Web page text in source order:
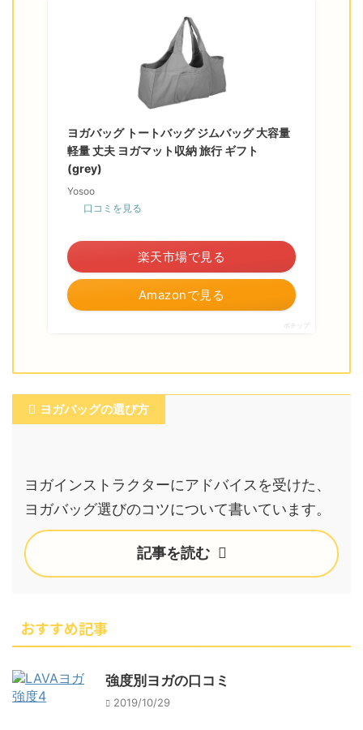
ヨガバッグ トートバッグ ジムバッグ 大容量
軽量 丈夫 ヨガマット収納 旅行 ギフト
(grey)
Yosoo
口コミを見る
Amazonで見る
楽天市場で見る
ポチップ
ヨガバッグの選び方
ヨガインストラクターにアドバイスを受けた、
ヨガバッグ選びのコツについて書いています。
記事を読む
おすすめ記事
強度別ヨガの口コミ
2019/10/29